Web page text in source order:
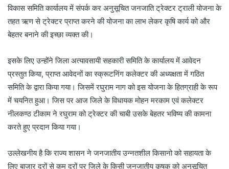
विकास समिति कार्यालय में संपर्क कर अनुसूचित जनजाति ट्रेक्टर ट्राली योजना के
तहत ऋण से ट्रेक्टर प्राप्त करने की योजना का लाभ लेकर कृषि कार्य को और
बेहतर बनाने की इच्छा व्यक्त की।
इसके लिए उन्होंने जिला अत्यावसायी सहकारी समिति के कार्यालय में आवेदन
प्रस्तुत किया, प्राप्त आवेदनों का स्क्रूटनिंग कलेक्टर की अध्यक्षता में गठित
समिति के द्वारा किया गया। जिसमें रघुराम नाग को इस योजना के हितग्राही के रूप
में चयनित हुआ। जिस पर आज जिले के विधायक मोहन मरकाम एवं कलेक्टर
नीलकण्ठ टीकाम ने रघुराम को ट्रेक्टर की चाबी उसके बेहतर भविष्य की कामना
करते हुए प्रदान किया गया।
उल्लेखनीय है कि राज्य शासन ने जनजातीय उन्नतशील किसानो को सहायता के
लिए बाजार दरों से कम दरों पर जिले के किसी जनजातीय कृषक को अनुसूचित